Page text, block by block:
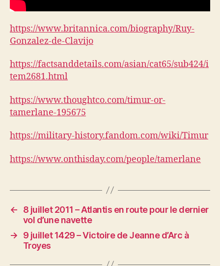
https://www.britannica.com/biography/Ruy-
Gonzalez-de-Clavijo
https://factsanddetails.com/asian/cat65/sub424/i
tem2681.html
https://www.thoughtco.com/timur-or-
tamerlane-195675
https://military-history.fandom.com/wiki/Timur
https://www.onthisday.com/people/tamerlane
←
8 juillet 2011 – Atlantis en route pour le dernier
vol d’une navette
→
9 juillet 1429 – Victoire de Jeanne d’Arc à
Troyes